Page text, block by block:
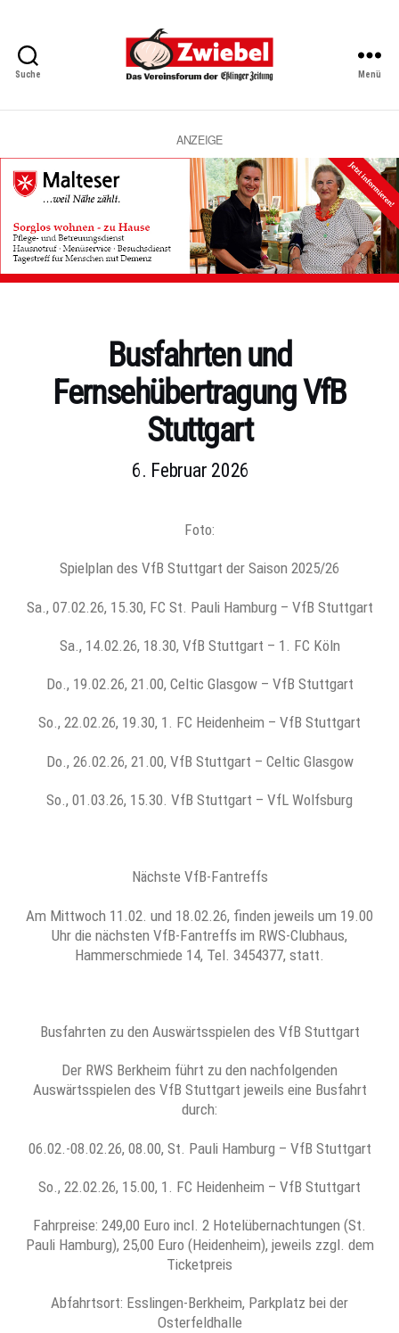
Suche
Vereinsforum
Eßlinger
Zeitung
Menü
ANZEIGE
Busfahrten und
Fernsehübertragung VfB
Stuttgart
6. Februar 2026
Foto:
Spielplan des VfB Stuttgart der Saison 2025/26
Sa., 07.02.26, 15.30, FC St. Pauli Hamburg – VfB Stuttgart
Sa., 14.02.26, 18.30, VfB Stuttgart – 1. FC Köln
Do., 19.02.26, 21.00, Celtic Glasgow – VfB Stuttgart
So., 22.02.26, 19.30, 1. FC Heidenheim – VfB Stuttgart
Do., 26.02.26, 21.00, VfB Stuttgart – Celtic Glasgow
So., 01.03.26, 15.30. VfB Stuttgart – VfL Wolfsburg
Nächste VfB-Fantreffs
Am Mittwoch 11.02. und 18.02.26, finden jeweils um 19.00
Uhr die nächsten VfB-Fantreffs im RWS-Clubhaus,
Hammerschmiede 14, Tel. 3454377, statt.
Busfahrten zu den Auswärtsspielen des VfB Stuttgart
Der RWS Berkheim führt zu den nachfolgenden
Auswärtsspielen des VfB Stuttgart jeweils eine Busfahrt
durch:
06.02.-08.02.26, 08.00, St. Pauli Hamburg – VfB Stuttgart
So., 22.02.26, 15.00, 1. FC Heidenheim – VfB Stuttgart
Fahrpreise: 249,00 Euro incl. 2 Hotelübernachtungen (St.
Pauli Hamburg), 25,00 Euro (Heidenheim), jeweils zzgl. dem
Ticketpreis
Abfahrtsort: Esslingen-Berkheim, Parkplatz bei der
Osterfeldhalle